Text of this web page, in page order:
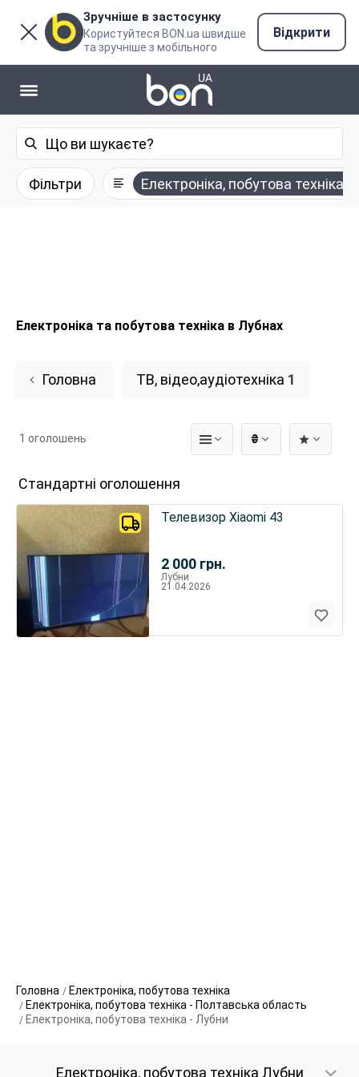
Зручніше в застосунку
Користуйтеся BON.ua швидше
та зручніше з мобільного
Відкрити
Фільтри Електроніка, побутова техніка
Електроніка та побутова техніка в Лубнах
Головна ТВ, відео,аудіотехніка 1
₴
1 оголошень
Стандартні оголошення
2 000 грн.
Телевизор Xiaomi 43
Лубни
21.04.2026
Головна
Електроніка, побутова техніка
Електроніка, побутова техніка - Полтавська область
Електроніка, побутова техніка - Лубни
Електроніка, побутова техніка Лубни